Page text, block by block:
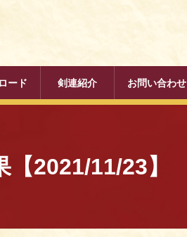
ード 剣連紹介 お問い合わせ
2021/11/23】